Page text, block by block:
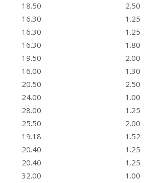
18.50 2.50
16.30 1.25
16.30 1.25
16.30 1.80
19.50 2.00
16.00 1.30
20.50 2.50
24.00 1.00
28.00 1.25
25.50 2.00
19.18 1.52
20.40 1.25
20.40 1.25
32.00 1.00